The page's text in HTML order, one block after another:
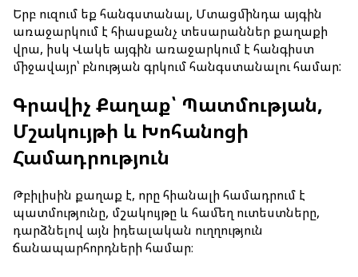
Ճամփորդություն երեխաների հետ
Ճամփորդություն ընտանի կենդանիների հետ
Թռիչք հղիության ընթացքում
Սահմանափակ կարողություններով ուղևորներ
Խմբային ավիափոխադրումներ
Երբ ուզում եք հանգստանալ, Մտացմինդա այգին
առաջարկում է հիասքանչ տեսարաններ քաղաքի
վրա, իսկ Վակե այգին առաջարկում է հանգիստ
միջավայր՝ բնության գրկում հանգստանալու համար:
Գրավիչ Քաղաք՝ Պատմության,
Մշակույթի և Խոհանոցի
Համադրություն
Թբիլիսին քաղաք է, որը հիանալի համադրում է
պատմությունը, մշակույթը և համեղ ուտեստները,
դարձնելով այն իդեալական ուղղություն
ճանապարհորդների համար։